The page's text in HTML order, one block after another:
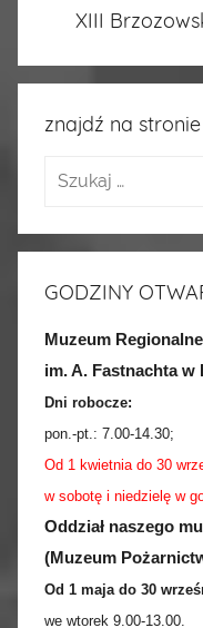
XIII
znajdź na stronie
GODZINY
Muzeum Regionalne
im. A. Fastnachta w
Dni robocze:
pon.-pt.: 7.00-14.30;
Od 1 kwietnia do 30
w sobotę i niedzielę w
Oddział naszego
(Muzeum
Od 1 maja do 30
we wtorek 9.00-13.00.